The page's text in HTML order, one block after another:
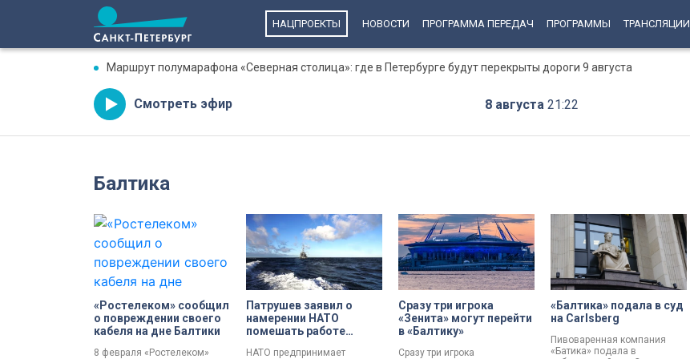
НАЦПРОЕКТЫ НОВОСТИ ПРОГРАММА ПЕРЕДАЧ ПРОГРАММЫ ТРАНСЛЯЦИИ
Маршрут полумарафона «Северная столица»: где в Петербурге будут перекрыты дороги 9 августа
Смотреть эфир 8 августа 21:22
Балтика
«Ростелеком» сообщил
о повреждении своего
кабеля на дне Балтики
8 февраля «Ростелеком»
Патрушев заявил о
намерении НАТО
помешать работе
НАТО предпринимает
Сразу три игрока
«Зенита» могут перейти
в «Балтику»
Сразу три игрока
«Балтика» подала в суд
на Carlsberg
Пивоваренная компания
«Батика» подала в